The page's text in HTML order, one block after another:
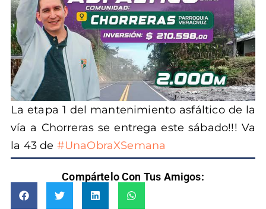
La etapa 1 del mantenimiento asfáltico de la
vía a Chorreras se entrega este sábado!!! Va
la 43 de #UnaObraXSemana
Compártelo Con Tus Amigos: